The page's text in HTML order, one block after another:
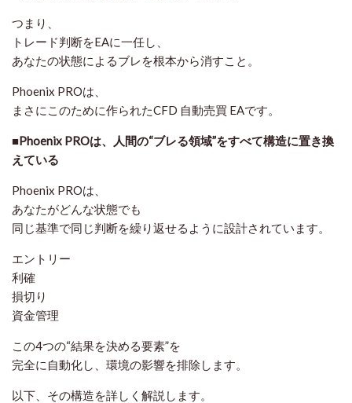
つまり、
トレード判断をEAに一任し、
あなたの状態によるブレを根本から消すこと。
Phoenix PROは、
まさにこのために作られたCFD 自動売買 EAです。
■Phoenix PROは、人間の“ブレる領域”をすべて構造に置き換
えている
Phoenix PROは、
あなたがどんな状態でも
同じ基準で同じ判断を繰り返せるように設計されています。
エントリー
利確
損切り
資金管理
この4つの“結果を決める要素”を
完全に自動化し、環境の影響を排除します。
以下、その構造を詳しく解説します。